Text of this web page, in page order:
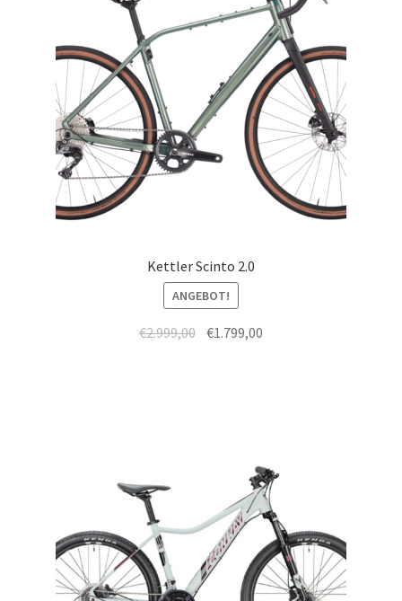
Kettler Scinto 2.0
ANGEBOT!
€2.999,00 €1.799,00